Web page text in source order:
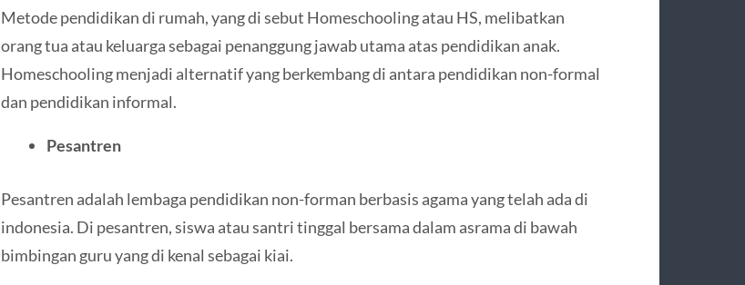
Metode pendidikan di rumah, yang di sebut Homeschooling atau HS, melibatkan
orang tua atau keluarga sebagai penanggung jawab utama atas pendidikan anak.
Homeschooling menjadi alternatif yang berkembang di antara pendidikan non-formal
dan pendidikan informal.
Pesantren
Pesantren adalah lembaga pendidikan non-forman berbasis agama yang telah ada di
indonesia. Di pesantren, siswa atau santri tinggal bersama dalam asrama di bawah
bimbingan guru yang di kenal sebagai kiai.